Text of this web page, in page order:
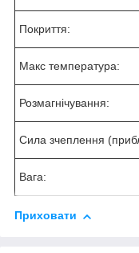
Покриття:
Макс температура:
Розмагнічування:
Сила зчеплення
Вага:
Приховати